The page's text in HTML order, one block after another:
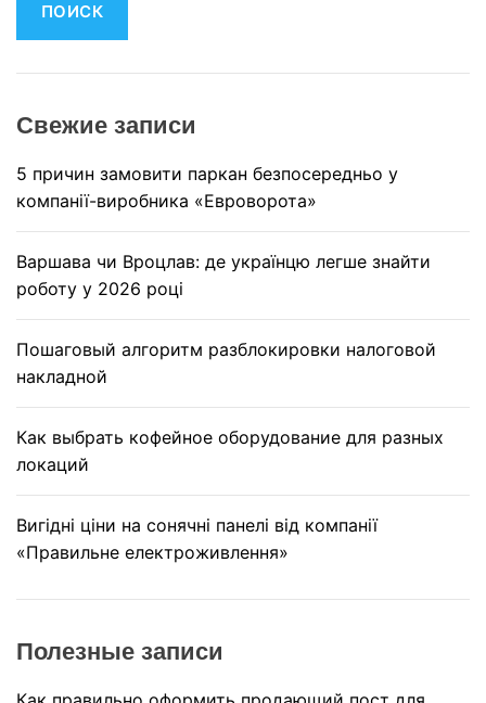
и
:
Свежие записи
5 причин замовити паркан безпосередньо у
компанії-виробника «Евроворота»
Варшава чи Вроцлав: де українцю легше знайти
роботу у 2026 році
Пошаговый алгоритм разблокировки налоговой
накладной
Как выбрать кофейное оборудование для разных
локаций
Вигідні ціни на сонячні панелі від компанії
«Правильне електроживлення»
Полезные записи